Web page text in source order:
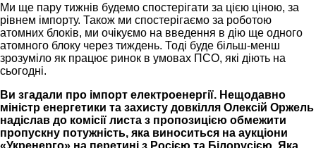
Ми ще пару тижнів будемо спостерігати за цією ціною, за
рівнем імпорту. Також ми спостерігаємо за роботою
атомних блоків, ми очікуємо на введення в дію ще одного
атомного блоку через тиждень. Тоді буде більш-менш
зрозуміло як працює ринок в умовах ПСО, які діють на
сьогодні.
Ви згадали про імпорт електроенергії. Нещодавно
міністр енергетики та захисту довкілля Олексій Оржель
надіслав до комісії листа з пропозицією обмежити
пропускну потужність, яка виноситься на аукціони
«Укренерго» на перетині з Росією та Білорусією. Яка